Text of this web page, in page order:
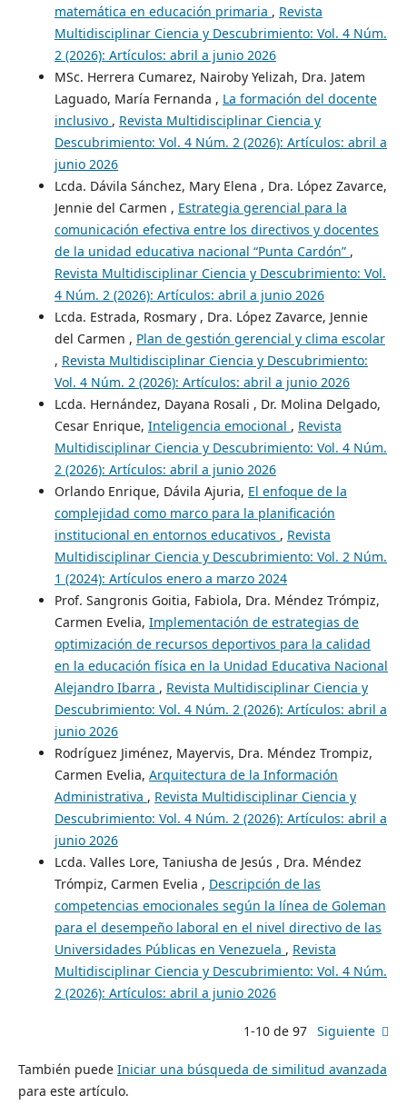
matemática en educación primaria , Revista
Multidisciplinar Ciencia y Descubrimiento: Vol. 4 Núm.
2 (2026): Artículos: abril a junio 2026
MSc. Herrera Cumarez, Nairoby Yelizah, Dra. Jatem
Laguado, María Fernanda , La formación del docente
inclusivo , Revista Multidisciplinar Ciencia y
Descubrimiento: Vol. 4 Núm. 2 (2026): Artículos: abril a
junio 2026
Lcda. Dávila Sánchez, Mary Elena , Dra. López Zavarce,
Jennie del Carmen , Estrategia gerencial para la
comunicación efectiva entre los directivos y docentes
de la unidad educativa nacional “Punta Cardón” ,
Revista Multidisciplinar Ciencia y Descubrimiento: Vol.
4 Núm. 2 (2026): Artículos: abril a junio 2026
Lcda. Estrada, Rosmary , Dra. López Zavarce, Jennie
del Carmen , Plan de gestión gerencial y clima escolar
, Revista Multidisciplinar Ciencia y Descubrimiento:
Vol. 4 Núm. 2 (2026): Artículos: abril a junio 2026
Lcda. Hernández, Dayana Rosali , Dr. Molina Delgado,
Cesar Enrique, Inteligencia emocional , Revista
Multidisciplinar Ciencia y Descubrimiento: Vol. 4 Núm.
2 (2026): Artículos: abril a junio 2026
Orlando Enrique, Dávila Ajuria, El enfoque de la
complejidad como marco para la planificación
institucional en entornos educativos , Revista
Multidisciplinar Ciencia y Descubrimiento: Vol. 2 Núm.
1 (2024): Artículos enero a marzo 2024
Prof. Sangronis Goitia, Fabiola, Dra. Méndez Trómpiz,
Carmen Evelia, Implementación de estrategias de
optimización de recursos deportivos para la calidad
en la educación física en la Unidad Educativa Nacional
Alejandro Ibarra , Revista Multidisciplinar Ciencia y
Descubrimiento: Vol. 4 Núm. 2 (2026): Artículos: abril a
junio 2026
Rodríguez Jiménez, Mayervis, Dra. Méndez Trompiz,
Carmen Evelia, Arquitectura de la Información
Administrativa , Revista Multidisciplinar Ciencia y
Descubrimiento: Vol. 4 Núm. 2 (2026): Artículos: abril a
junio 2026
Lcda. Valles Lore, Taniusha de Jesús , Dra. Méndez
Trómpiz, Carmen Evelia , Descripción de las
competencias emocionales según la línea de Goleman
para el desempeño laboral en el nivel directivo de las
Universidades Públicas en Venezuela , Revista
Multidisciplinar Ciencia y Descubrimiento: Vol. 4 Núm.
2 (2026): Artículos: abril a junio 2026
1-10 de 97 Siguiente
También puede Iniciar una búsqueda de similitud avanzada
para este artículo.